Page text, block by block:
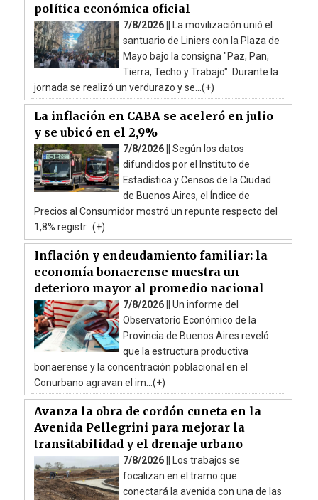
política económica oficial
7/8/2026 ||
La movilización unió el
santuario de Liniers con la Plaza de
Mayo bajo la consigna "Paz, Pan,
Tierra, Techo y Trabajo". Durante la
jornada se realizó un verdurazo y se...(+)
La inflación en CABA se aceleró en julio
y se ubicó en el 2,9%
7/8/2026 || Según los datos
difundidos por el Instituto de
Estadística y Censos de la Ciudad
de Buenos Aires, el Índice de
Precios al Consumidor mostró un repunte respecto del
1,8% registr...(+)
Inflación y endeudamiento familiar: la
economía bonaerense muestra un
deterioro mayor al promedio nacional
7/8/2026 || Un informe del
Observatorio Económico de la
Provincia de Buenos Aires reveló
que la estructura productiva
bonaerense y la concentración poblacional en el
Conurbano agravan el im...(+)
Avanza la obra de cordón cuneta en la
Avenida Pellegrini para mejorar la
transitabilidad y el drenaje urbano
7/8/2026 ||
Los trabajos se
focalizan en el tramo que
conectará la avenida con una de las